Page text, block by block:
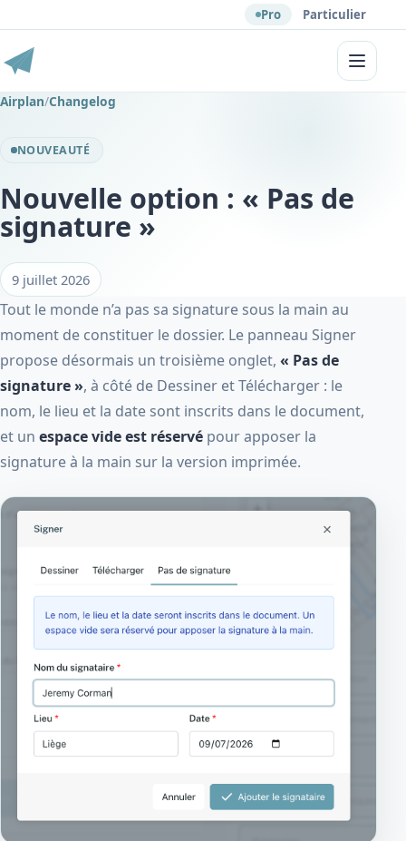
Pro Particulier
Menu
Airplan/Changelog
NOUVEAUTÉ
Nouvelle option : « Pas de
signature »
9 juillet 2026
Tout le monde n’a pas sa signature sous la main au
moment de constituer le dossier. Le panneau Signer
propose désormais un troisième onglet, « Pas de
signature », à côté de Dessiner et Télécharger : le
nom, le lieu et la date sont inscrits dans le document,
et un espace vide est réservé pour apposer la
signature à la main sur la version imprimée.